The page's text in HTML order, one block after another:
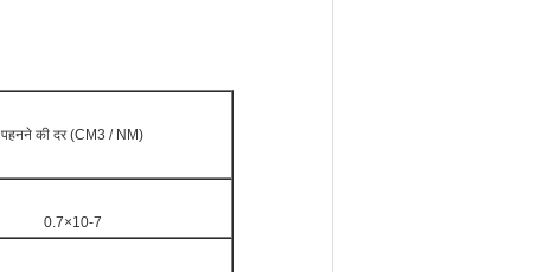
पहनने की दर (CM3 / NM)
0.7×10-7